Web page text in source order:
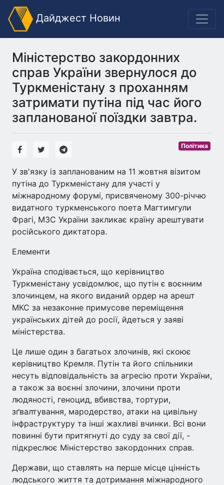
Дайджест Новин
Міністерство закордонних
справ України звернулося до
Туркменістану з проханням
затримати путіна під час його
запланованої поїздки завтра.
Політика
У зв'язку із запланованим на 11 жовтня візитом
путіна до Туркменістану для участі у
міжнародному форумі, присвяченому 300-річчю
видатного туркменського поета Магтимгули
Фрагі, МЗС України закликає країну арештувати
російського диктатора.
Елементи
Україна сподівається, що керівництво
Туркменістану усвідомлює, що путін є воєнним
злочинцем, на якого виданий ордер на арешт
МКС за незаконне примусове переміщення
українських дітей до росії, йдеться у заяві
міністерства.
Це лише один з багатьох злочинів, які скоює
керівництво Кремля. Путін та його спільники
несуть відповідальність за агресію проти України,
а також за воєнні злочини, злочини проти
людяності, геноцид, вбивства, тортури,
зґвалтування, мародерство, атаки на цивільну
інфраструктуру та інші жахливі вчинки. Всі вони
повинні бути притягнуті до суду за свої дії, -
підкреслює Міністерство закордонних справ.
Держави, що ставлять на перше місце цінність
людського життя та дотримання міжнародного